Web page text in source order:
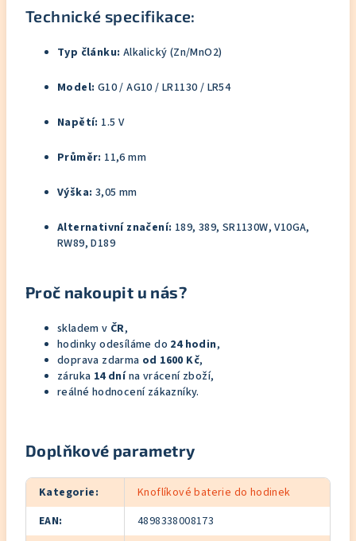
Technické specifikace:
Typ článku: Alkalický (Zn/MnO2)
Model: G10 / AG10 / LR1130 / LR54
Napětí: 1.5 V
Průměr: 11,6 mm
Výška: 3,05 mm
Alternativní značení: 189, 389, SR1130W, V10GA,
RW89, D189
Proč nakoupit u nás?
skladem v ČR,
hodinky odesíláme do 24 hodin,
doprava zdarma od 1600 Kč,
záruka 14 dnína vrácení zboží,
reálné hodnocení zákazníky.
Doplňkové parametry
Kategorie:
Knoflíkové baterie do hodinek
EAN:
4898338008173